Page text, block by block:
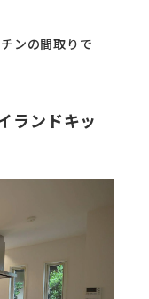
ンの間取りで
ランドキッ